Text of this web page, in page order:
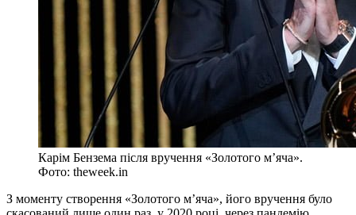
Карім Бензема після вручення «Золотого м’яча».
Фото: theweek.in
З моменту створення «Золотого м’яча», його вручення було